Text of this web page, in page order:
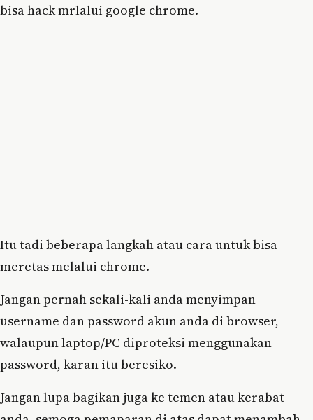
bisa hack mrlalui google chrome.
Itu tadi beberapa langkah atau cara untuk bisa
meretas melalui chrome.
Jangan pernah sekali-kali anda menyimpan
username dan password akun anda di browser,
walaupun laptop/PC diproteksi menggunakan
password, karan itu beresiko.
Jangan lupa bagikan juga ke temen atau kerabat